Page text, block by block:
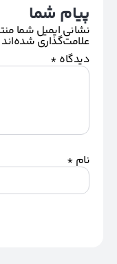
پیام شما
نشانی ایمیل شما
علامت‌گذاری شده‌اند
دیدگاه *
نام *